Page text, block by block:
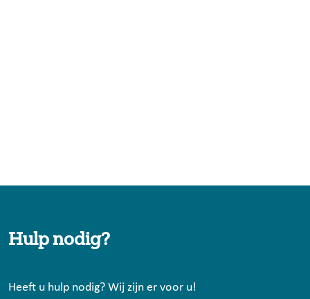
Hulp nodig?
Heeft u hulp nodig? Wij zijn er voor u!